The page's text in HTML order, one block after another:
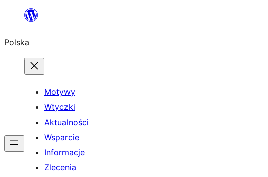
Przejdź
treści
Polska
Motywy
Wtyczki
Aktualności
Wsparcie
Informacje
Zlecenia